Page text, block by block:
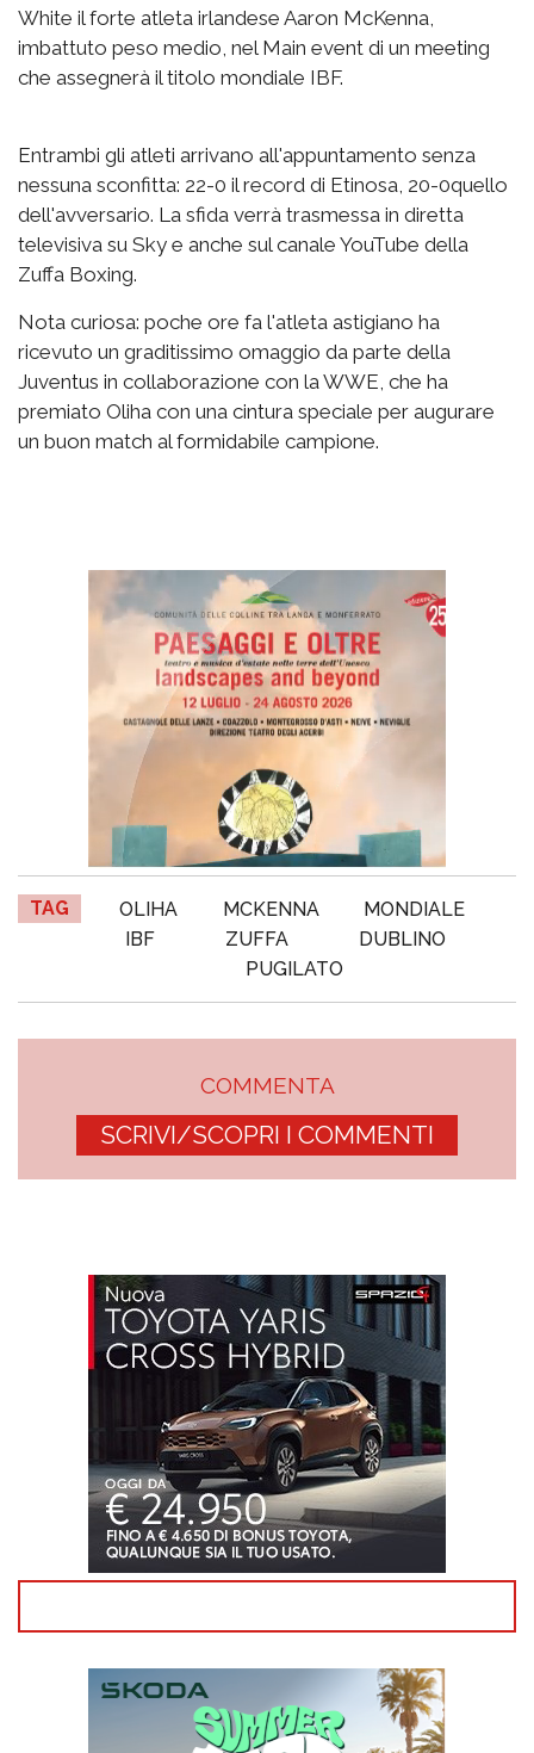
White il forte atleta irlandese Aaron McKenna,
imbattuto peso medio, nel Main event di un meeting
che assegnerà il titolo mondiale IBF.
Entrambi gli atleti arrivano all'appuntamento senza
nessuna sconfitta: 22-0 il record di Etinosa, 20-0quello
dell'avversario. La sfida verrà trasmessa in diretta
televisiva su Sky e anche sul canale YouTube della
Zuffa Boxing.
Nota curiosa: poche ore fa l'atleta astigiano ha
ricevuto un graditissimo omaggio da parte della
Juventus in collaborazione con la WWE, che ha
premiato Oliha con una cintura speciale per augurare
un buon match al formidabile campione.
TAG OLIHA MCKENNA
MONDIALE
IBF
ZUFFA
DUBLINO
PUGILATO
COMMENTA
SCRIVI/SCOPRI I COMMENTI